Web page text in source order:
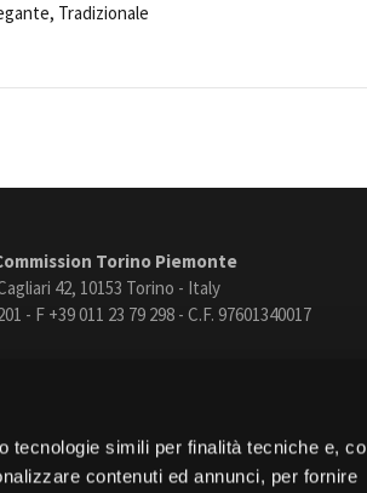
tecnologie simili per finalità tecniche e,
contenuti ed annunci, per fornire
Tradizionale
Torino Piemonte
42, 10153 Torino - Italy
- F +39 011 23 79 298 - C.F. 97601340017